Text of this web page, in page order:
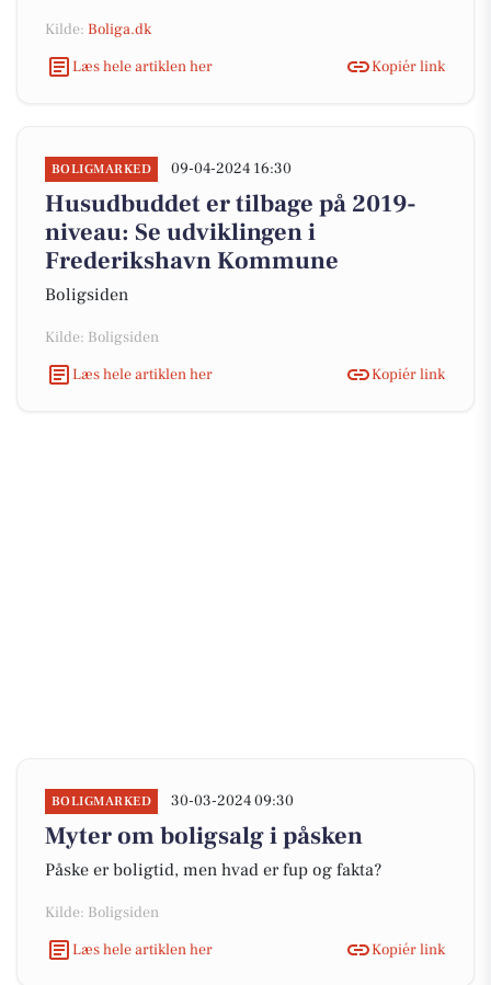
Kilde: Boliga.dk
Læs hele artiklen her
Kopiér link
BOLIGMARKED 09-04-2024 16:30
Husudbuddet er tilbage på 2019-
niveau: Se udviklingen i
Frederikshavn Kommune
Boligsiden
Kilde: Boligsiden
Læs hele artiklen her
Kopiér link
BOLIGMARKED 30-03-2024 09:30
Myter om boligsalg i påsken
Påske er boligtid, men hvad er fup og fakta?
Kilde: Boligsiden
Læs hele artiklen her
Kopiér link